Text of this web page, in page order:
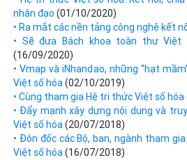
nhân đạo (01/10/2020)
• Ra mắt các nền tảng công nghệ kết
• Sẽ đưa Bách khoa toàn thư Việt
(16/09/2020)
• Vmap và iNhandao, những “hạt
Việt số hóa(02/10/2019)
• Cùng tham gia Hệ tri thức Việt số hóa
• Đẩy mạnh xây dựng nội dung và
Việt số hóa(20/07/2018)
• Đôn đốc các Bộ, ban, ngành tham
Việt số hóa(16/07/2018)